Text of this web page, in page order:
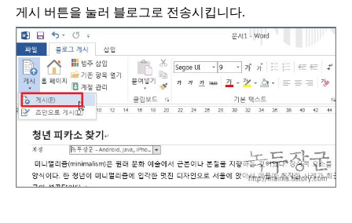
게시 버튼을 눌러 블로그로 전송시킵니다.